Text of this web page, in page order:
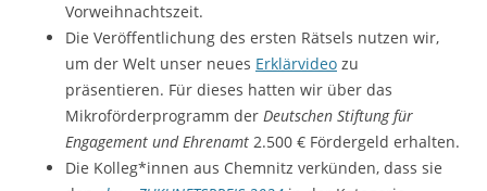
Vorweihnachtszeit.
Die Veröffentlichung des ersten Rätsels nutzen wir,
um der Welt unser neues Erklärvideo zu
präsentieren. Für dieses hatten wir über das
Mikroförderprogramm der Deutschen Stiftung für
Engagement und Ehrenamt 2.500 € Fördergeld erhalten.
Die Kolleg*innen aus Chemnitz verkünden, dass sie